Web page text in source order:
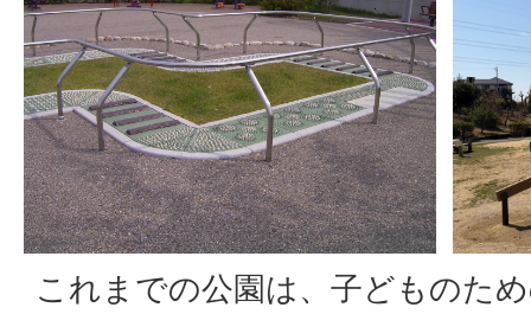
これまでの公園は、子どものた